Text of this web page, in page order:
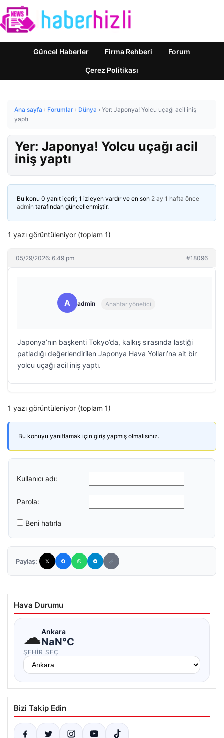
Güncel Haberler Firma Rehberi Forum
Çerez Politikası
Ana sayfa › Forumlar › Dünya › Yer: Japonya! Yolcu uçağı acil iniş
yaptı
Yer: Japonya! Yolcu uçağı acil
iniş yaptı
Bu konu 0 yanıt içerir, 1 izleyen vardır ve en son 2 ay 1 hafta önce
admin tarafından güncellenmiştir.
1 yazı görüntüleniyor (toplam 1)
05/29/2026: 6:49 pm #18096
A admin Anahtar yönetici
Japonya’nın başkenti Tokyo’da, kalkış sırasında lastiği
patladığı değerlendirilen Japonya Hava Yolları’na ait bir
yolcu uçağı acil iniş yaptı.
1 yazı görüntüleniyor (toplam 1)
Bu konuyu yanıtlamak için giriş yapmış olmalısınız.
Kullanıcı adı:
Parola:
Beni hatırla
Paylaş:
Hava Durumu
☁Ankara
NaN°C
ŞEHIR SEÇ
Bizi Takip Edin